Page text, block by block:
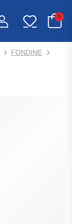
0
FONDINE